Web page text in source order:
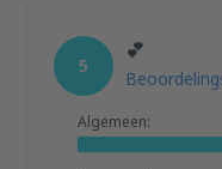
5
💕
Algemeen: